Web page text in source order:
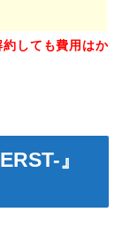
しても費用はか
』